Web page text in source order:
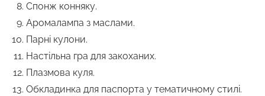
Спонж конняку.
Аромалампа з маслами.
Парні кулони.
Настільна гра для закоханих.
Плазмова куля.
Обкладинка для паспорта у тематичному стилі.